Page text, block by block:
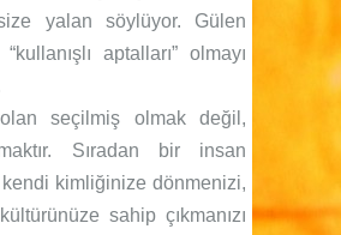
yalan söylüyor. Gülen
aptalları” olmayı
seçilmiş olmak değil,
Sıradan bir insan
kendi kimliğinize dönmenizi,
sahip çıkmanızı